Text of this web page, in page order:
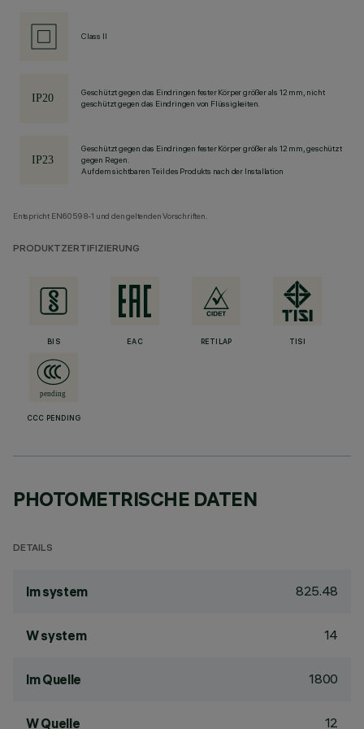
Class II
Geschützt gegen das Eindringen fester Körper größer als 12 mm, nicht
geschützt gegen das Eindringen von Flüssigkeiten.
Geschützt gegen das Eindringen fester Körper größer als 12 mm, geschützt
gegen Regen.
Auf dem sichtbaren Teil des Produkts nach der Installation
Entspricht EN60598-1 und den geltenden Vorschriften.
PRODUKTZERTIFIZIERUNG
BIS EAC RETILAP TISI
CCC PENDING
PHOTOMETRISCHE DATEN
DETAILS
lm system 825.48
W system 14
lm Quelle 1800
W Quelle 12